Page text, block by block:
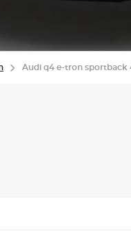
Audi q4 e-tron sportback